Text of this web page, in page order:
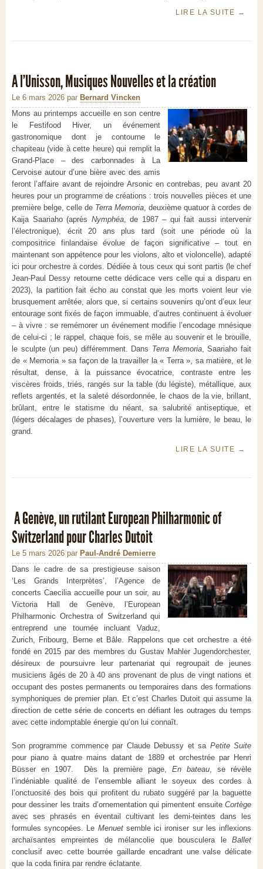
LIRE LA SUITE →
A l’Unisson, Musiques Nouvelles et la création
Le 6 mars 2026 par Bernard Vincken
Mons au printemps accueille en son centre
le Festifood Hiver, un événement
gastronomique dont je contourne le
chapiteau (vide à cette heure) qui remplit la
Grand-Place – des carbonnades à La
Cervoise autour d’une bière avec des amis
feront l’affaire avant de rejoindre Arsonic en contrebas, peu avant 20
heures pour un programme de créations : trois nouvelles pièces et une
première belge, celle de Terra Memoria, deuxième quatuor à cordes de
Kaija Saariaho (après Nymphéa, de 1987 – qui fait aussi intervenir
l’électronique), écrit 20 ans plus tard (soit une période où la
compositrice finlandaise évolue de façon significative – tout en
maintenant son appétence pour les violons, alto et violoncelle), adapté
ici pour orchestre à cordes. Dédiée à tous ceux qui sont partis (le chef
Jean-Paul Dessy retourne cette dédicace vers celle qui a disparu en
2023), la partition fait écho au constat que les morts voient leur vie
brusquement arrêtée, alors que, si certains souvenirs qu’ont d’eux leur
entourage sont fixés de façon immuable, d’autres continuent à évoluer
– à vivre : se remémorer un événement modifie l’encodage mnésique
de celui-ci ; le rappel, chaque fois, se mêle au souvenir et le brouille,
le sculpte (un peu) différemment. Dans Terra Memoria, Saariaho fait
de « Memoria » sa façon de la travailler la « Terra », sa matière, et le
résultat, dense, à la puissance évocatrice, contraste entre les
viscères froids, triés, rangés sur la table (du légiste), métallique, aux
reflets argentés, et la saleté désordonnée, le chaos de la vie, brillant,
brûlant, entre le statisme du néant, sa salubrité antiseptique, et
(légers décalages de phases), l’ouverture vers la lumière, le beau, le
grand.
LIRE LA SUITE →
A Genève, un rutilant European Philharmonic of
Switzerland pour Charles Dutoit
Le 5 mars 2026 par Paul-André Demierre
Dans le cadre de sa prestigieuse saison
‘Les Grands Interprètes’, l’Agence de
concerts Caecilia accueille pour un soir, au
Victoria Hall de Genève, l’European
Philharmonic Orchestra of Switzerland qui
entreprend une tournée incluant Vaduz,
Zurich, Fribourg, Berne et Bâle. Rappelons que cet orchestre a été
fondé en 2015 par des membres du Gustav Mahler Jugendorchester,
désireux de poursuivre leur partenariat qui regroupait de jeunes
musiciens âgés de 20 à 40 ans provenant de plus de vingt nations et
occupant des postes permanents ou temporaires dans des formations
symphoniques de premier plan. Et c’est Charles Dutoit qui assume la
direction de cette série de concerts en défiant les outrages du temps
avec cette indomptable énergie qu’on lui connaît.
Son programme commence par Claude Debussy et sa Petite Suite
pour piano à quatre mains datant de 1889 et orchestrée par Henri
Büsser en 1907. Dès la première page,En bateau, se révèle
l’indéniable qualité de l’ensemble alliant le soyeux des cordes à
l’onctuosité des bois qui profitent du rubato suggéré par la baguette
pour dessiner les traits d’ornementation qui pimentent ensuite Cortège
avec ses phrasés en éventail cultivant les demi-teintes dans les
formules syncopées. Le Menuetsemble ici ironiser sur les inflexions
archaïsantes empreintes de mélancolie que bousculera le Ballet
conclusif avec cette bourrée gaillarde encadrant une valse délicate
que la coda finira par rendre éclatante.